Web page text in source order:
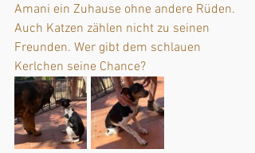
Amani ein Zuhause ohne andere Rüden.
Auch Katzen zählen nicht zu seinen
Freunden. Wer gibt dem schlauen
Kerlchen seine Chance?